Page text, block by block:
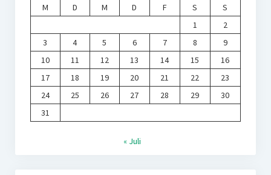
M
D M D F S
S
1
2
3
4 5 6 7 8
9
10
11 12 13 14 15
16
17
18 19 20 21 22
23
24
25 26 27 28 29
30
31
« Juli